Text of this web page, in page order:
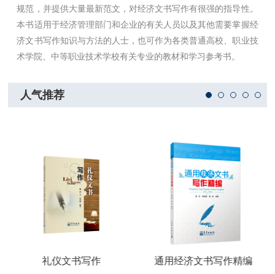
规范，并提供大量最新范文，对经济文书写作有很强的指导性。
本书适用于经济管理部门和企业的有关人员以及其他需要掌握经
济文书写作知识与方法的人士，也可作为各类普通高校、职业技
术学院、中等职业技术学校有关专业的教材和学习参考书。
人气推荐
礼仪文书写作 通用经济文书写作精编